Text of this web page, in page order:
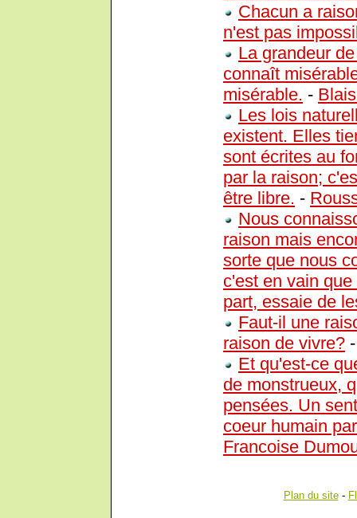
Chacun a
n'est pas
La grandeur
connaît
misérable. -
Les lois
existent. Elles
sont écrites au
par la raison;
être libre. -
Nous
raison mais
sorte que nous
c'est en vain
part, essaie de
Faut-il une
raison de vivre?
Et qu'est-ce
de monstrueux,
pensées. Un
coeur humain
Francoise
Plan du site-